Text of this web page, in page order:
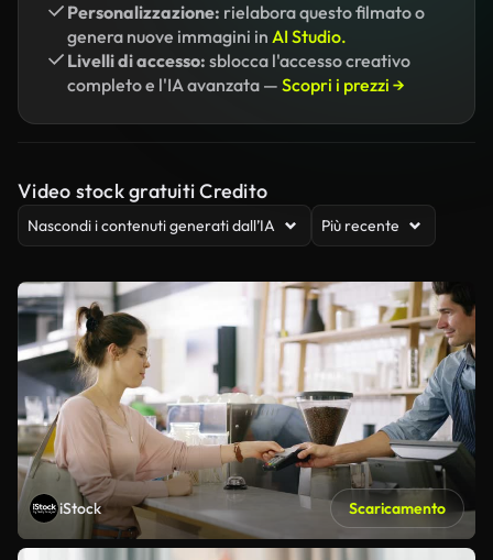
Personalizzazione: rielabora questo filmato o
genera nuove immagini in AI Studio.
Livelli di accesso: sblocca l'accesso creativo
completo e l'IA avanzata — Scopri i prezzi →
Video stock gratuiti Credito
Nascondi i contenuti generati dall’IA Più recente
iStock Scaricamento